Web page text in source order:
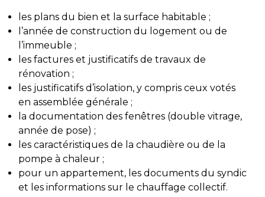
les plans du bien et la surface habitable ;
l’année de construction du logement ou de
l’immeuble ;
les factures et justificatifs de travaux de
rénovation ;
les justificatifs d’isolation, y compris ceux votés
en assemblée générale ;
la documentation des fenêtres (double vitrage,
année de pose) ;
les caractéristiques de la chaudière ou de la
pompe à chaleur ;
pour un appartement, les documents du syndic
et les informations sur le chauffage collectif.